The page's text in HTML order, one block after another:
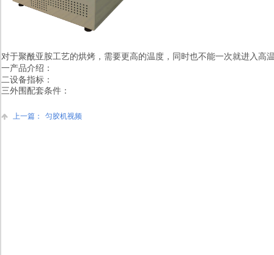
对于聚酰亚胺工艺的烘烤，需要更高的温度，同时也不能一次就进入高
一产品介绍：
二设备指标：
三外围配套条件：
上一篇： 匀胶机视频